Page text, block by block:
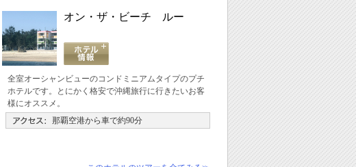
オン・ザ・ビーチ ルー
全室オーシャンビューのコンドミニアムタイプのプチ
ホテルです。とにかく格安で沖縄旅行に行きたいお客
様にオススメ。
那覇空港から車で約90分